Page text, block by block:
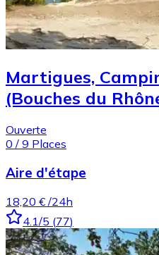
Martigues,
(Bouches du
Ouverte
0 / 9 Places
Aire d'étape
18,20 € /24h
4.1/5 (77)